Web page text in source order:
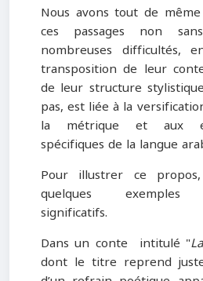
Nous avons tout de
ces passages non
nombreuses difficultés,
transposition de leur
de leur structure
pas, est liée à la
la métrique et aux
spécifiques de la langue
Pour illustrer ce
quelques exemples
significatifs.
Dans un conte intitulé "
dont le titre reprend